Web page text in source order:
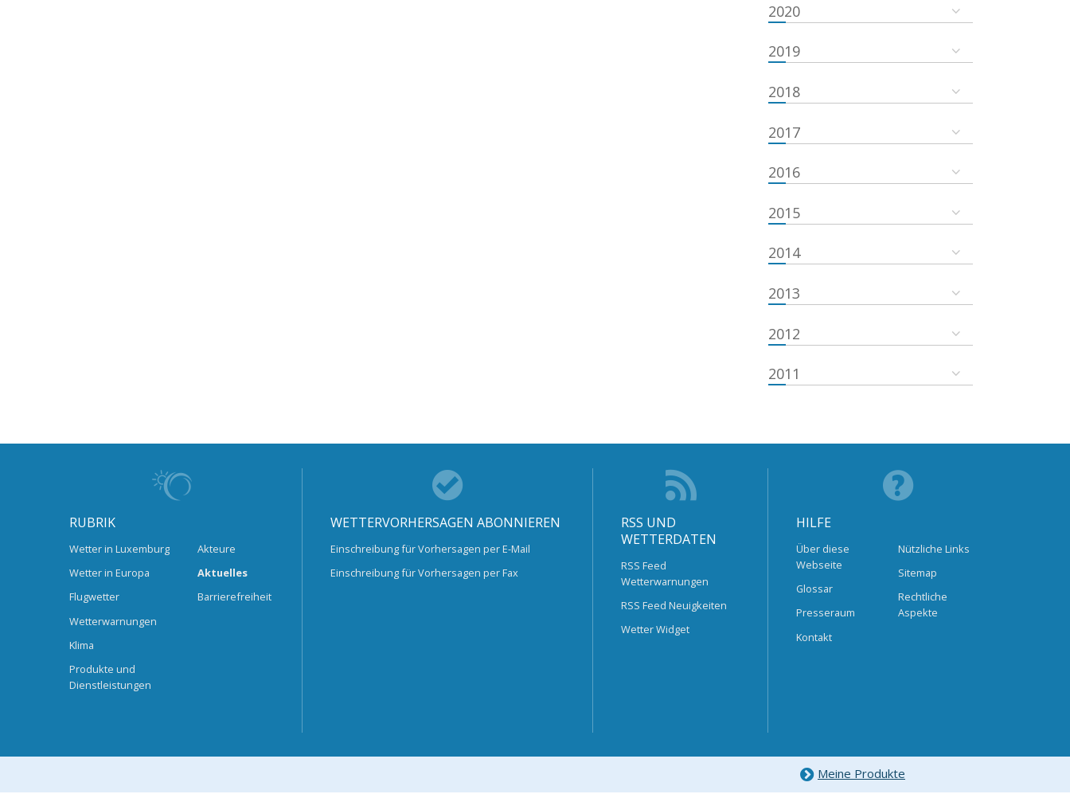
2020
2019
2018
2017
2016
2015
2014
2013
2012
2011
RUBRIK
Wetter in Luxemburg
Wetter in Europa
Flugwetter
Wetterwarnungen
Klima
Produkte und
Dienstleistungen
Akteure
Aktuelles
Barrierefreiheit
WETTERVORHERSAGEN ABONNIEREN
Einschreibung für Vorhersagen per E-Mail
Einschreibung für Vorhersagen per Fax
RSS UND
WETTERDATEN
RSS Feed
Wetterwarnungen
RSS Feed Neuigkeiten
Wetter Widget
HILFE
Über diese
Webseite
Glossar
Presseraum
Kontakt
Nützliche Links
Sitemap
Rechtliche
Aspekte
Meine Produkte